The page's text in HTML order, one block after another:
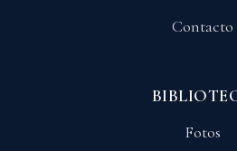
Contacto
Fotos